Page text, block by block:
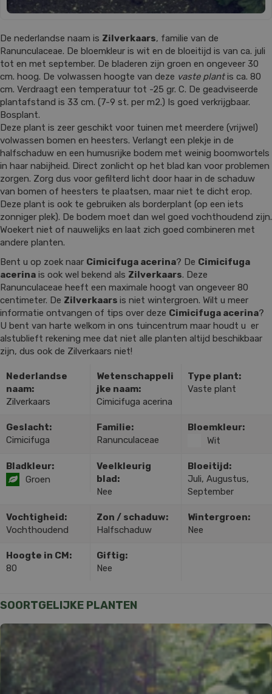
De nederlandse naam is Zilverkaars, familie van de
Ranunculaceae. De bloemkleur is wit en de bloeitijd is van ca. juli
tot en met september. De bladeren zijn groen en ongeveer 30
cm. hoog. De volwassen hoogte van deze vaste plantis ca. 80
cm. Verdraagt een temperatuur tot -25 gr. C. De geadviseerde
plantafstand is 33 cm. (7-9 st. per m2.) Is goed verkrijgbaar.
Bosplant.
Deze plant is zeer geschikt voor tuinen met meerdere (vrijwel)
volwassen bomen en heesters. Verlangt een plekje in de
halfschaduw en een humusrijke bodem met weinig boomwortels
in haar nabijheid. Direct zonlicht op het blad kan voor problemen
zorgen. Zorg dus voor gefilterd licht door haar in de schaduw
van bomen of heesters te plaatsen, maar niet te dicht erop.
Deze plant is ook te gebruiken als borderplant (op een iets
zonniger plek). De bodem moet dan wel goed vochthoudend zijn.
Woekert niet of nauwelijks en laat zich goed combineren met
andere planten.
Bent u op zoek naar Cimicifuga acerina? De Cimicifuga
acerina is ook wel bekend als Zilverkaars. Deze
Ranunculaceae heeft een maximale hoogt van ongeveer 80
centimeter. De Zilverkaars is niet wintergroen. Wilt u meer
informatie ontvangen of tips over deze Cimicifuga acerina?
U bent van harte welkom in ons tuincentrum maar houdt u er
alstublieft rekening mee dat niet alle planten altijd beschikbaar
zijn, dus ook de Zilverkaars niet!
Nederlandse
naam:
Zilverkaars
Wetenschappeli
jke naam:
Cimicifuga acerina
Type plant:
Vaste plant
Geslacht:
Cimicifuga
Familie:
Ranunculaceae
Bloemkleur:
Wit
Bladkleur:
Groen
Veelkleurig
blad:
Nee
Bloeitijd:
Juli, Augustus,
September
Vochtigheid:
Vochthoudend
Zon / schaduw:
Halfschaduw
Wintergroen:
Nee
Hoogte in CM:
80
Giftig:
Nee
SOORTGELIJKE PLANTEN